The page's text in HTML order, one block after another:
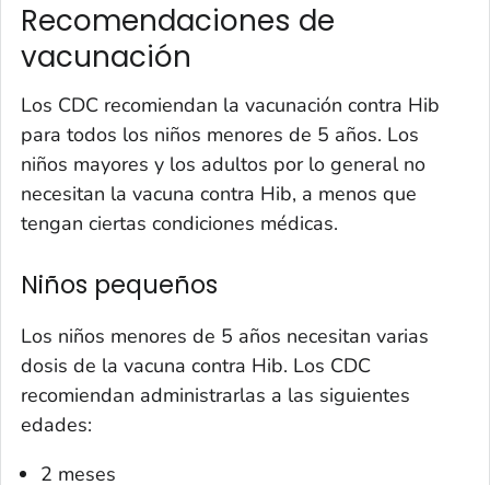
Recomendaciones de
vacunación
Los CDC recomiendan la vacunación contra Hib
para todos los niños menores de 5 años. Los
niños mayores y los adultos por lo general no
necesitan la vacuna contra Hib, a menos que
tengan ciertas condiciones médicas.
Niños pequeños
Los niños menores de 5 años necesitan varias
dosis de la vacuna contra Hib. Los CDC
recomiendan administrarlas a las siguientes
edades:
2 meses